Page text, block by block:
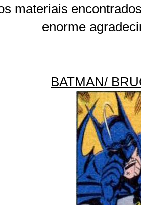
materiais
enorme
BATMAN/